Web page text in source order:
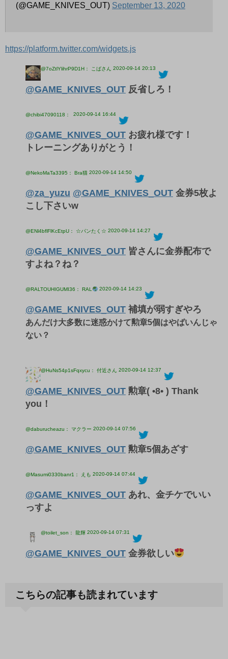
(@GAME_KNIVES_OUT) September 13, 2020
https://platform.twitter.com/widgets.js
@7oZtlYlihrP9D1H： こばさん 2020-09-14 20:13
@GAME_KNIVES_OUT 反省しろ！
@chibi47090118： 2020-09-14 16:44
@GAME_KNIVES_OUT お疲れ様です！
トレーニングありがとう！
@NekoMaTa3395： Bra猫 2020-09-14 14:50
@za_yuzu @GAME_KNIVES_OUT 金券5枚よ
こし下さいw
@ENl4bflFlKcEtpU： ☆パンたく☆ 2020-09-14 14:27
@GAME_KNIVES_OUT 皆さんに金券配布で
すよね？ね？
@RALTOUHIGUMI36： RAL 2020-09-14 14:23
@GAME_KNIVES_OUT 補填が弱すぎやろ
あんだけ大多数に迷惑かけて勲章5個はやばいんじゃ
ない？
@HuNs54p1sFqxycu： 付近さん 2020-09-14 12:37
@GAME_KNIVES_OUT 勲章( •8• ) Thank
you！
@daburucheazu： マクラー 2020-09-14 07:56
@GAME_KNIVES_OUT 勲章5個あざす
@Masumi0330banr1： えも 2020-09-14 07:44
@GAME_KNIVES_OUT あれ、金チケでいい
っすよ
@toilet_son： 龍輝 2020-09-14 07:31
@GAME_KNIVES_OUT 金券欲しい
こちらの記事も読まれています